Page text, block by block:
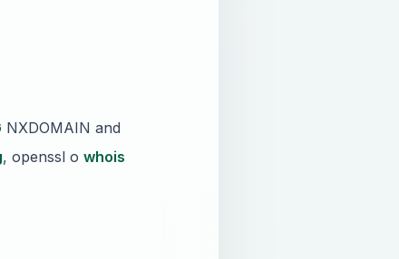
NXDOMAIN and
, openssl o whois